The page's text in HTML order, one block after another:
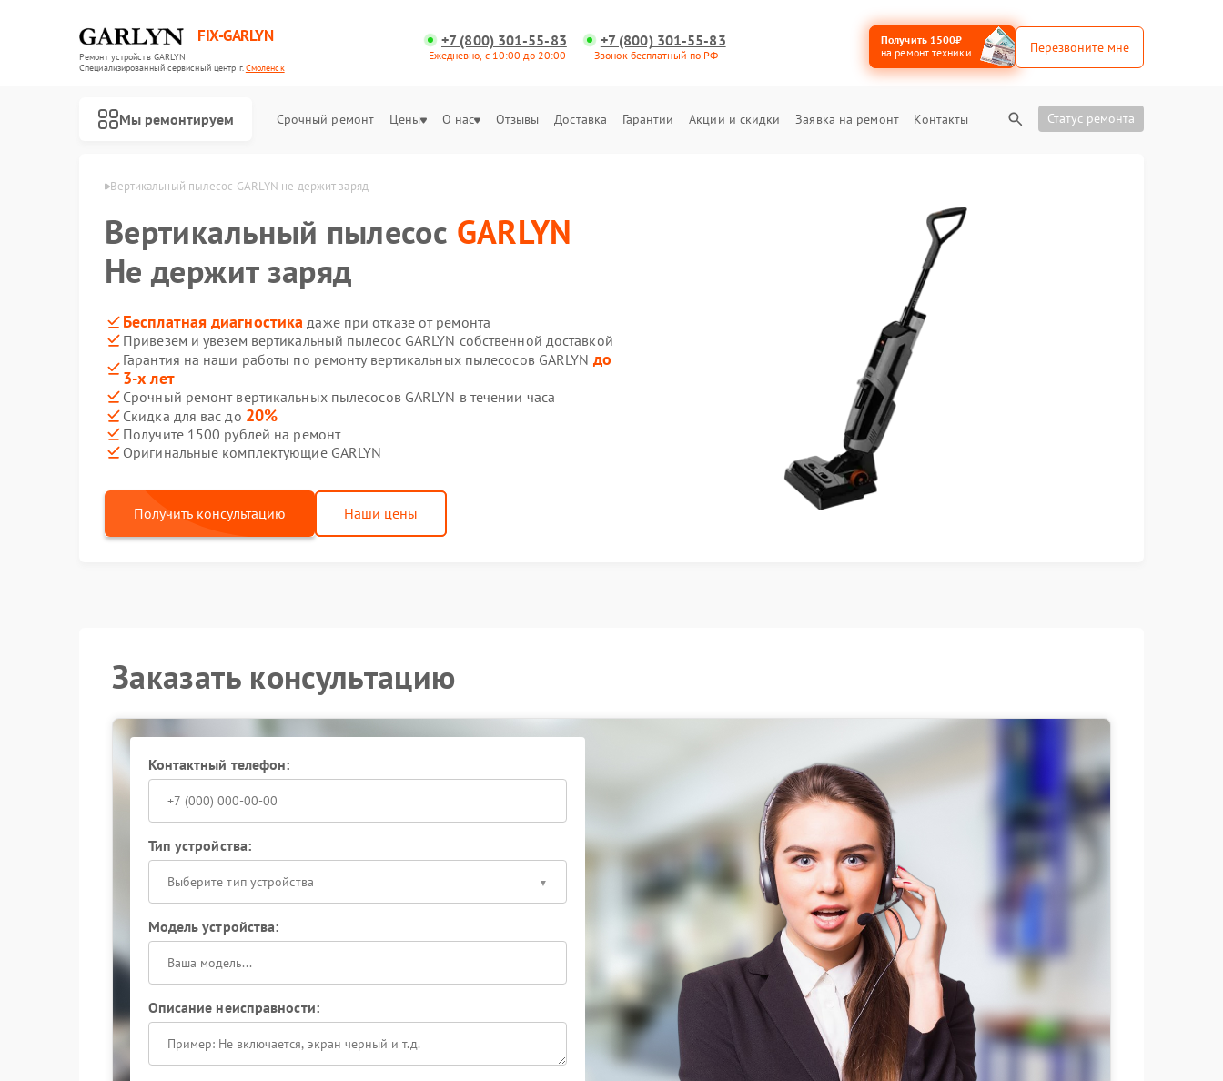
FIX-GARLYN
Ремонт устройств GARLYN
Специализированный cервисный центр г.Смоленск
+7 (800) 301-55-83
Ежедневно, с 10:00 до 20:00
+7 (800) 301-55-83
Звонок бесплатный по РФ
Получить 1500₽
на ремонт техники
Перезвоните мне
Мы ремонтируем Срочный ремонт Цены О нас Отзывы Доставка Гарантии Акции и скидки Заявка на ремонт Контакты Статус ремонта
Вертикальный пылесос GARLYN не держит заряд
Вертикальный пылесос GARLYN
Не держит заряд
Бесплатная диагностика даже при отказе от ремонта
Привезем и увезем вертикальный пылесос GARLYN собственной доставкой
Гарантия на наши работы по ремонту вертикальных пылесосов GARLYN до
3-х лет
Срочный ремонт вертикальных пылесосов GARLYN в течении часа
Скидка для вас до 20%
Получите 1500 рублей на ремонт
Оригинальные комплектующие GARLYN
Получить консультацию Наши цены
Заказать консультацию
Контактный телефон:
Тип устройства:
Выберите тип устройства
Модель устройства:
Описание неисправности: